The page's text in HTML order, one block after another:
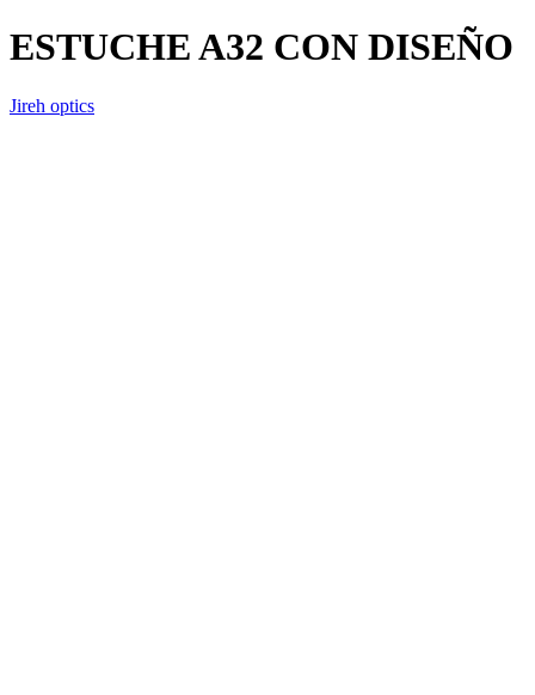
ESTUCHE A32 CON DISEÑO
Jireh optics